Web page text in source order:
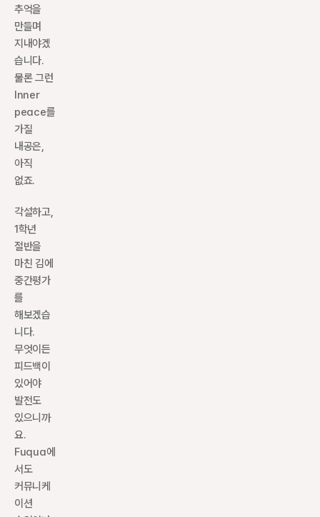
추억을
만들며
지내야겠
습니다.
물론 그런
Inner
peace를
가질
내공은,
아직
없죠.
각설하고,
1학년
절반을
마친 김에
중간평가
를
해보겠습
니다.
무엇이든
피드백이
있어야
발전도
있으니까
요.
Fuqua에
서도
커뮤니케
이션